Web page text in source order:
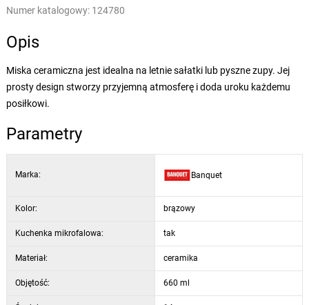
Numer katalogowy: 124780
Opis
Miska ceramiczna jest idealna na letnie sałatki lub pyszne zupy. Jej
prosty design stworzy przyjemną atmosferę i doda uroku każdemu
posiłkowi.
Parametry
Marka: Banquet
Kolor: brązowy
Kuchenka mikrofalowa: tak
Materiał: ceramika
Objętość: 660 ml